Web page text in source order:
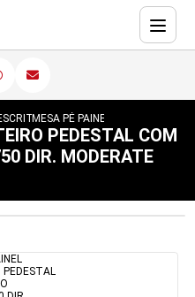
MESA PÉ PAINEL GAVETEIRO
PEDESTAL COM
DIR. MODERATE